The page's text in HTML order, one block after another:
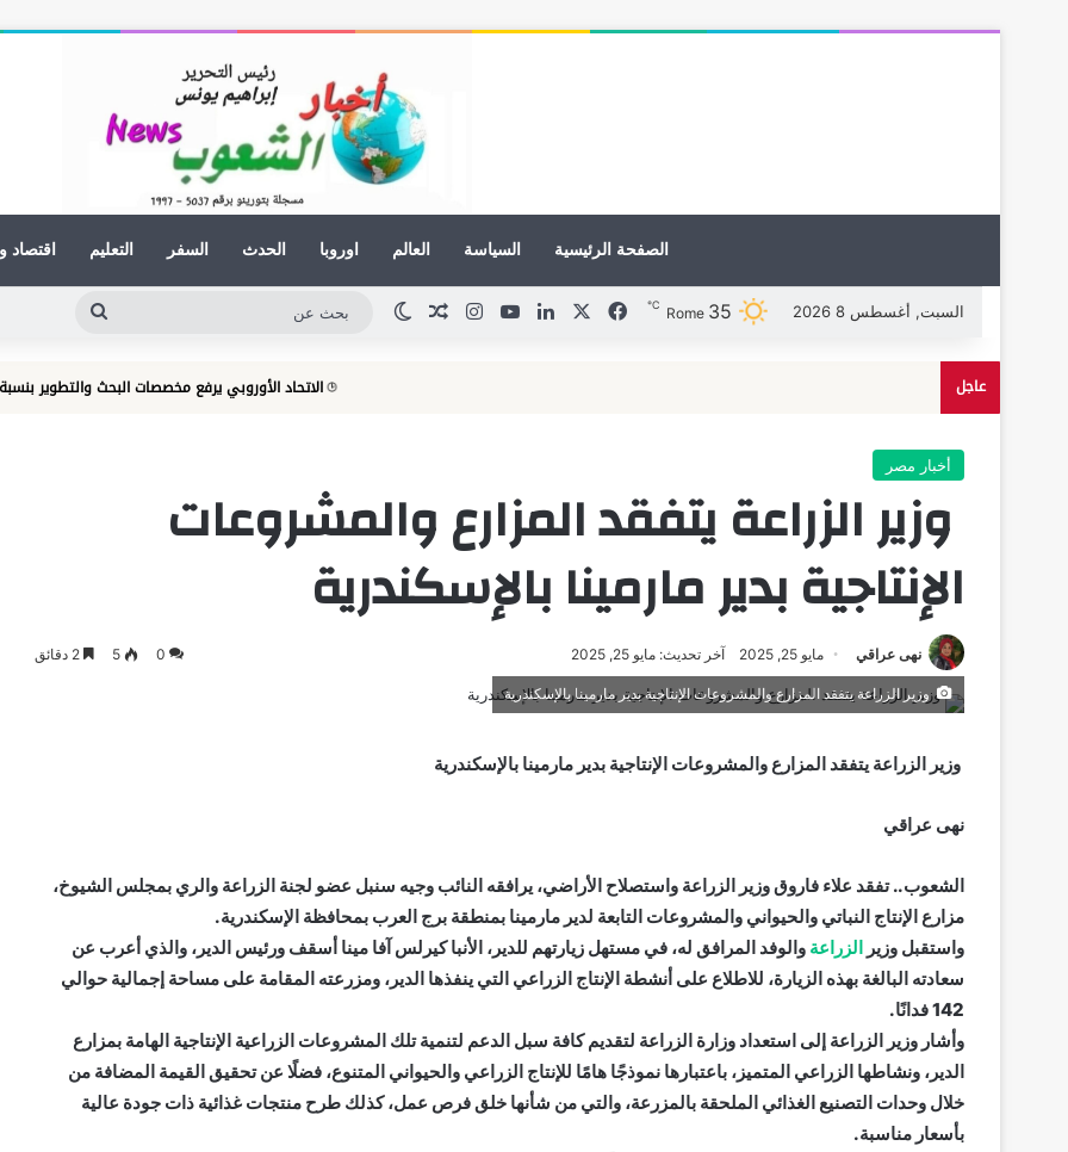
الصفحة الرئيسية السياسة العالم اوروبا الحدث السفر التعليم اقتصاد
السبت, أغسطس 8 2026 Rome 35
℃ فيسبوك لينكدإنيوتيوب انستقراممقال عشوائي
الوضع المظلم
عاجل الاتحاد الأوروبي يرفع مخصصات البحث والتطوير بنسبة 60.5%
أخبار مصر
وزير الزراعة يتفقد المزارع والمشروعات
الإنتاجية بدير مارمينا بالإسكندرية
نهى عراقي مايو 25, 2025 آخر تحديث: مايو 25, 2025 0
5
وزير الزراعة يتفقد المزارع والمشروعات الإنتاجية بدير مارمينا بالإسكندرية
وزير الزراعة يتفقد المزارع والمشروعات الإنتاجية بدير مارمينا بالإسكندرية
نهى عراقي
الشعوب.. تفقد علاء فاروق وزير الزراعة واستصلاح الأراضي، يرافقه النائب وجيه سنبل عضو لجنة الزراعة والري بمجلس الشيوخ،
مزارع الإنتاج النباتي والحيواني والمشروعات التابعة لدير مارمينا بمنطقة برج العرب بمحافظة الإسكندرية.
واستقبل وزير
الزراعة والوفد المرافق له، في مستهل زيارتهم للدير، الأنبا كيرلس آفا مينا أسقف ورئيس الدير، والذي أعرب عن
سعادته البالغة بهذه الزيارة، للاطلاع على أنشطة الإنتاج الزراعي التي ينفذها الدير، ومزرعته المقامة على مساحة إجمالية حوالي
142 فدانًا.
وأشار وزير الزراعة إلى استعداد وزارة الزراعة لتقديم كافة سبل الدعم لتنمية تلك المشروعات الزراعية الإنتاجية الهامة بمزارع
الدير، ونشاطها الزراعي المتميز، باعتبارها نموذجًا هامًا للإنتاج الزراعي والحيواني المتنوع، فضلًا عن تحقيق القيمة المضافة من
خلال وحدات التصنيع الغذائي الملحقة بالمزرعة، والتي من شأنها خلق فرص عمل، كذلك طرح منتجات غذائية ذات جودة عالية
بأسعار مناسبة.